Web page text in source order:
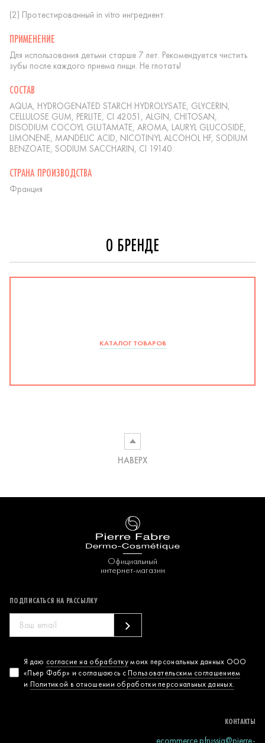
(2) Протестированный in vitro ингредиент.
ПРИМЕНЕНИЕ
Для использования детьми старше 7 лет. Рекомендуется чистить
зубы после каждого приема пищи. Не глотать!
СОСТАВ
AQUA, HYDROGENATED STARCH HYDROLYSATE, GLYCERIN,
CELLULOSE GUM, PERLITE, CI 42051, ALGIN, CHITOSAN,
DISODIUM COCOYL GLUTAMATE, AROMA, LAURYL GLUCOSIDE,
LIMONENE, MANDELIC ACID, NICOTINYL ALCOHOL HF, SODIUM
BENZOATE, SODIUM SACCHARIN, CI 19140.
СТРАНА ПРОИЗВОДСТВА
Франция
О БРЕНДЕ
КАТАЛОГ ТОВАРОВ
НАВЕРХ
ПОДПИСАТЬСЯ НА РАССЫЛКУ
Согласие на
обработку
персональных
Я даю согласие на обработкумоих персональных данных ООО
«Пьер Фабр» и соглашаюсь с Пользовательским соглашением
и Политикой в отношении обработки персональных данных.
Официальный
интернет-магазин
КОНТАКТЫ
ecommerce.pfrussia@pierre-